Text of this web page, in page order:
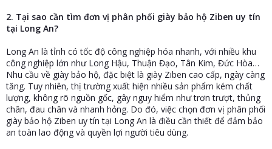
2. Tại sao cần tìm đơn vị phân phối giày bảo hộ Ziben uy tín
tại Long An?
Long An là tỉnh có tốc độ công nghiệp hóa nhanh, với nhiều khu
công nghiệp lớn như Long Hậu, Thuận Đạo, Tân Kim, Đức Hòa…
Nhu cầu về giày bảo hộ, đặc biệt là giày Ziben cao cấp, ngày càng
tăng. Tuy nhiên, thị trường xuất hiện nhiều sản phẩm kém chất
lượng, không rõ nguồn gốc, gây nguy hiểm như trơn trượt, thủng
chân, đau chân và nhanh hỏng. Do đó, việc chọn đơn vị phân phối
giày bảo hộ Ziben uy tín tại Long An là điều cần thiết để đảm bảo
an toàn lao động và quyền lợi người tiêu dùng.